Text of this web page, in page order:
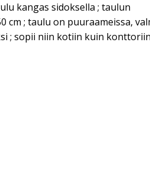
kangas sidoksella ; taulun
cm ; taulu on puuraameissa,
; sopii niin kotiin kuin konttoriin